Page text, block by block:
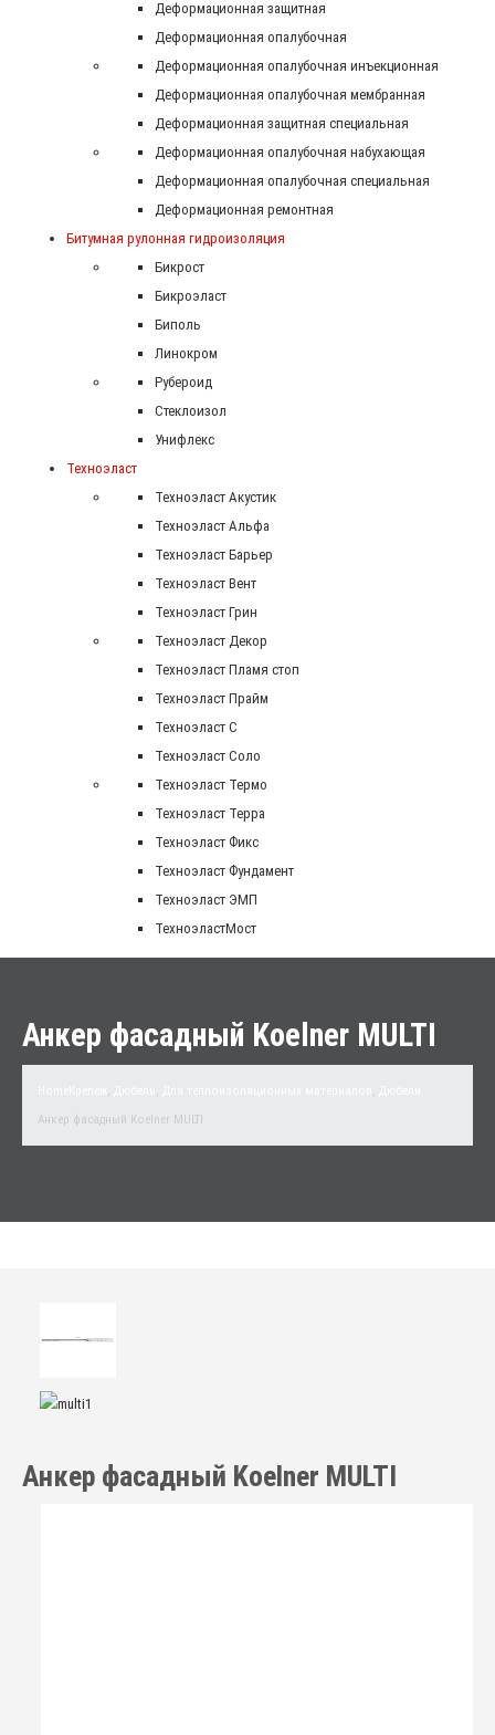
Деформационная защитная
Деформационная опалубочная
Деформационная опалубочная инъекционная
Деформационная опалубочная мембранная
Деформационная защитная специальная
Деформационная опалубочная набухающая
Деформационная опалубочная специальная
Деформационная ремонтная
Битумная рулонная гидроизоляция
Бикрост
Бикроэласт
Биполь
Линокром
Рубероид
Стеклоизол
Унифлекс
Техноэласт
Техноэласт Акустик
Техноэласт Альфа
Техноэласт Барьер
Техноэласт Вент
Техноэласт Грин
Техноэласт Декор
Техноэласт Пламя стоп
Техноэласт Прайм
Техноэласт С
Техноэласт Соло
Техноэласт Термо
Техноэласт Терра
Техноэласт Фикс
Техноэласт Фундамент
Техноэласт ЭМП
ТехноэластМост
Анкер фасадный Koelner MULTI
, , ,
Анкер фасадный Koelner MULTI
Анкер фасадный Koelner MULTI